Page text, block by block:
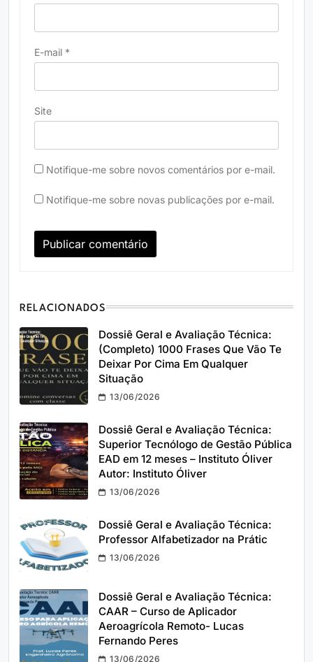
E-mail *
Site
Notifique-me sobre novos comentários por e-mail.
Notifique-me sobre novas publicações por e-mail.
RELACIONADOS
Dossiê Geral e Avaliação Técnica:
(Completo) 1000 Frases Que Vão Te
Deixar Por Cima Em Qualquer
Situação
13/06/2026
Dossiê Geral e Avaliação Técnica:
Superior Tecnólogo de Gestão Pública
EAD em 12 meses – Instituto Óliver
Autor: Instituto Óliver
13/06/2026
Dossiê Geral e Avaliação Técnica:
Professor Alfabetizador na Prátic
13/06/2026
Dossiê Geral e Avaliação Técnica:
CAAR – Curso de Aplicador
Aeroagrícola Remoto- Lucas
Fernando Peres
13/06/2026